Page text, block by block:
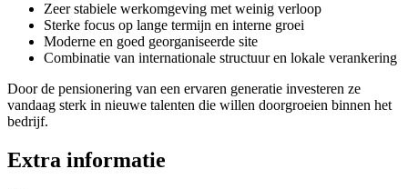
Zeer stabiele werkomgeving met weinig verloop
Sterke focus op lange termijn en interne groei
Moderne en goed georganiseerde site
Combinatie van internationale structuur en lokale verankering
Door de pensionering van een ervaren generatie investeren ze
vandaag sterk in nieuwe talenten die willen doorgroeien binnen het
bedrijf.
Extra informatie